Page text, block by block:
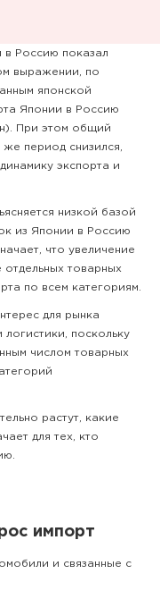
в Россию показал
выражении, по
японской
Японии в Россию
При этом общий
период снизился,
экспорта и
низкой базой
из Японии в Россию
что увеличение
отдельных товарных
по всем категориям.
для рынка
поскольку
числом товарных
растут, какие
для тех, кто
импорт
и связанные с